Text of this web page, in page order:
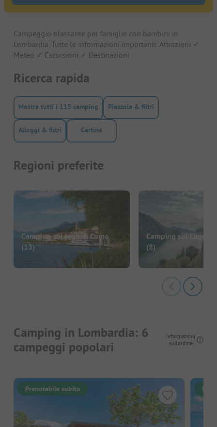
Campeggio rilassante per famiglie con bambini in
Lombardia. Tutte le informazioni importanti: Attrazioni ✓
Meteo ✓ Escursioni ✓ Destinazioni
Ricerca rapida
Mostra tutti i 115 camping Piazzole & filtri
Alloggi & filtri Cartina
Regioni preferite
Camping sul lago di Como
(13)
Camping sul Lago di
(8)
Camping in Lombardia: 6
campeggi popolari
Informazioni
sull'ordine
Prenotabile subito